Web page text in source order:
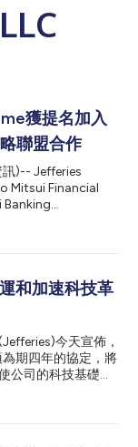
獲提名加入
聯盟合作
)-- Jefferies
Mitsui Financial
選人，接替SMBC
Nakashima先生開
前Jefferies與
且雙方合作設立的
在此背景下，
董事，深度
和加速科技革
今天宣佈，
期四年的協定，將
公司的科技基礎設
大幅改善為客戶和